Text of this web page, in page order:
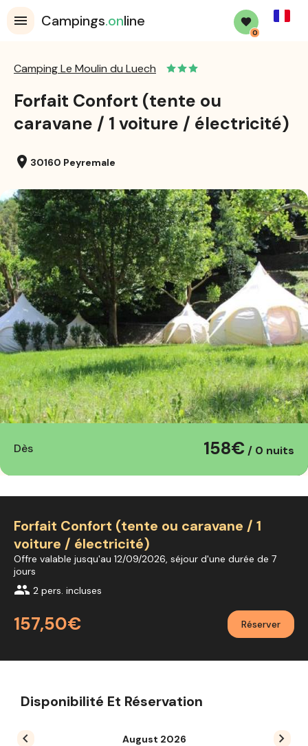
Campings.online
0
Camping Le Moulin du Luech
Forfait Confort (tente ou
caravane / 1 voiture / électricité)
location_on 30160 Peyremale
Dès 158€ / 0 nuits
Forfait Confort (tente ou caravane / 1
voiture / électricité)
Offre valable jusqu'au 12/09/2026, séjour d'une durée de 7
jours
group 2 pers. incluses
157,50€ Réserver
Disponibilité Et Réservation
August 2026